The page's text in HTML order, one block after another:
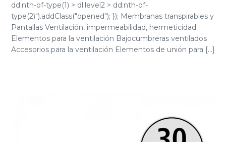
dd:nth-of-type(1) > dl.level2 > dd:nth-of-
type(2)").addClass("opened"); }); Membranas transpirables y
Pantallas Ventilación, impermeabilidad, hermeticidad
Elementos para la ventilación Bajocumbreras ventilados
Accesorios para la ventilación Elementos de unión para [...]